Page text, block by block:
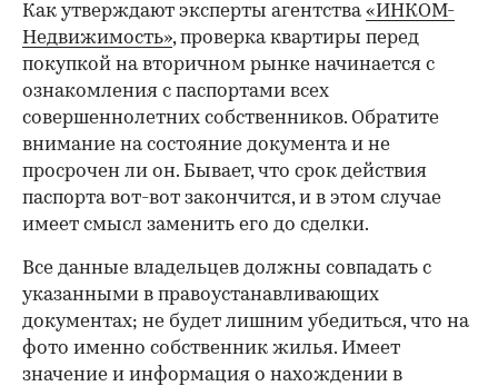
Как утверждают эксперты агентства«ИНКОМ-
Недвижимость», проверка квартиры перед
покупкой на вторичном рынке начинается с
ознакомления с паспортами всех
совершеннолетних собственников. Обратите
внимание на состояние документа и не
просрочен ли он. Бывает, что срок действия
паспорта вот-вот закончится, и в этом случае
имеет смысл заменить его до сделки.
Все данные владельцев должны совпадать с
указанными в правоустанавливающих
документах; не будет лишним убедиться, что на
фото именно собственник жилья. Имеет
значение и информация о нахождении в